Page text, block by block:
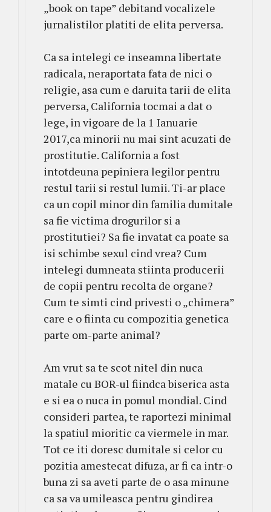
„book on tape” debitand vocalizele
jurnalistilor platiti de elita perversa.
Ca sa intelegi ce inseamna libertate
radicala, neraportata fata de nici o
religie, asa cum e daruita tarii de elita
perversa, California tocmai a dat o
lege, in vigoare de la 1 Ianuarie
2017,ca minorii nu mai sint acuzati de
prostitutie. California a fost
intotdeuna pepiniera legilor pentru
restul tarii si restul lumii. Ti-ar place
ca un copil minor din familia dumitale
sa fie victima drogurilor si a
prostitutiei? Sa fie invatat ca poate sa
isi schimbe sexul cind vrea? Cum
intelegi dumneata stiinta producerii
de copii pentru recolta de organe?
Cum te simti cind privesti o „chimera”
care e o fiinta cu compozitia genetica
parte om-parte animal?
Am vrut sa te scot nitel din nuca
matale cu BOR-ul fiindca biserica asta
e si ea o nuca in pomul mondial. Cind
consideri partea, te raportezi minimal
la spatiul mioritic ca viermele in mar.
Tot ce iti doresc dumitale si celor cu
pozitia amestecat difuza, ar fi ca intr-o
buna zi sa aveti parte de o asa minune
ca sa va umileasca pentru gindirea